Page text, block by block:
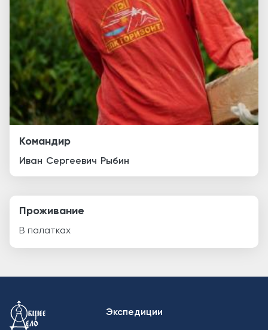
Командир
Иван Сергеевич Рыбин
Проживание
В палатках
Меню в подвалеЭкспедиции